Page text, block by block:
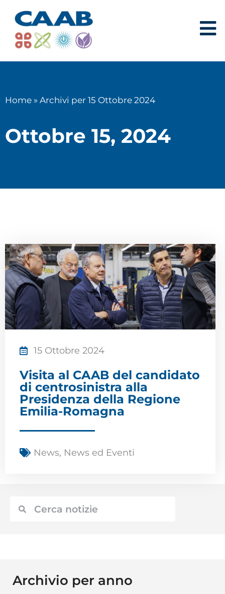
Home » Archivi per 15 Ottobre 2024
Ottobre 15, 2024
15 Ottobre 2024
Visita al CAAB del candidato
di centrosinistra alla
Presidenza della Regione
Emilia-Romagna
News, News ed Eventi
Archivio per anno